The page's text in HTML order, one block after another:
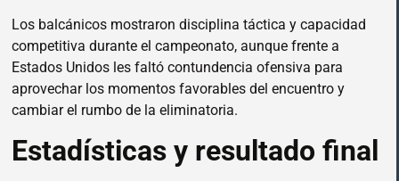
Los balcánicos mostraron disciplina táctica y capacidad
competitiva durante el campeonato, aunque frente a
Estados Unidos les faltó contundencia ofensiva para
aprovechar los momentos favorables del encuentro y
cambiar el rumbo de la eliminatoria.
Estadísticas y resultado final